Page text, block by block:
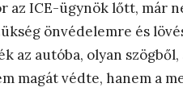
az ICE-ügynök lőtt, már
önvédelemre és
az autóba, olyan
magát védte, hanem a